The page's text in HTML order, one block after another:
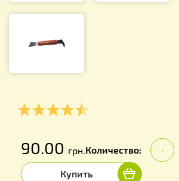
90.00 грн.Количество: -
Купить